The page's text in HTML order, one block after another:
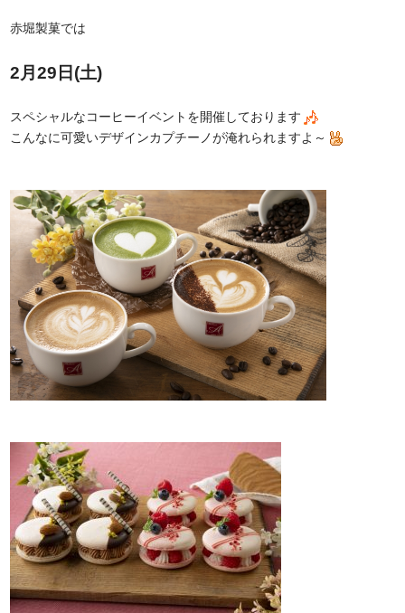
赤堀製菓では
2月29日(土)
スペシャルなコーヒーイベントを開催しております
こんなに可愛いデザインカプチーノが淹れられますよ～